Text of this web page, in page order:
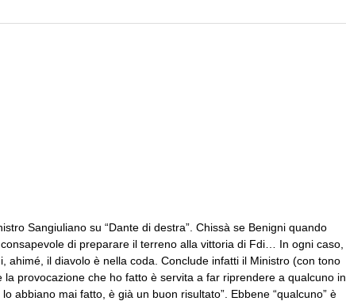
Sangiuliano su “Dante di destra”. Chissà se Benigni quando
di preparare il terreno alla vittoria di Fdi… In ogni caso,
ahimé, il diavolo è nella coda. Conclude infatti il Ministro (con tono
la provocazione che ho fatto è servita a far riprendere a qualcuno in
abbiano mai fatto, è già un buon risultato”. Ebbene “qualcuno” è